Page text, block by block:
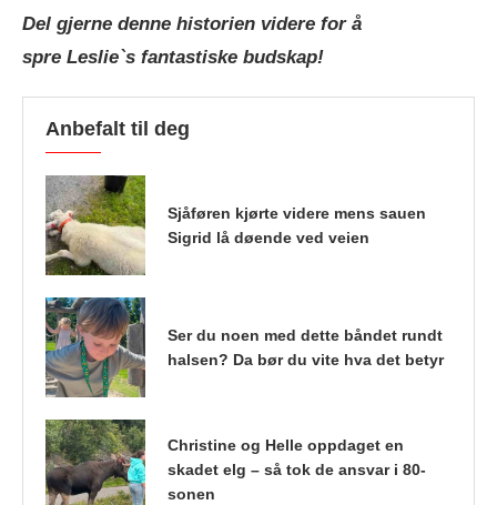
Del gjerne denne historien videre for å
spre Leslie`s fantastiske budskap!
Anbefalt til deg
Sjåføren kjørte videre mens sauen
Sigrid lå døende ved veien
Ser du noen med dette båndet rundt
halsen? Da bør du vite hva det betyr
Christine og Helle oppdaget en
skadet elg – så tok de ansvar i 80-
sonen